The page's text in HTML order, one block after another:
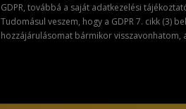
GDPR, továbbá a saját adatkezelési
Tudomásul veszem, hogy a GDPR 7. cikk (3)
hozzájárulásomat bármikor visszavonhatom,